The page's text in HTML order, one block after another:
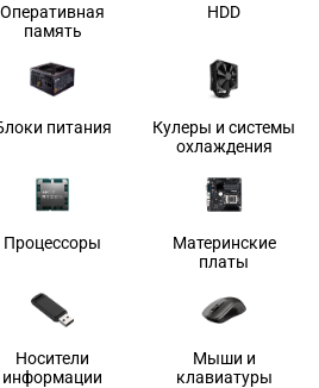
Оперативная
память
HDD
питания
Кулеры и системы
охлаждения
Процессоры
Материнские
платы
Носители
информации
Мыши и
клавиатуры